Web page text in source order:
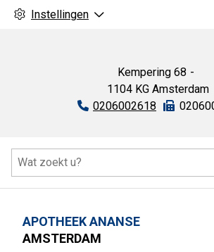
Instellingen
Kempering68
1104 KG Amsterdam
Tel:
0206002618 Fax:
APOTHEEK ANANSE
AMSTERDAM